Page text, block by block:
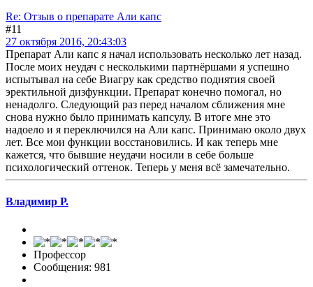
Re: Отзыв о препарате Али капс
#11
27 октября 2016, 20:43:03
Препарат Али капс я начал использовать несколько лет назад.
После моих неудач с несколькими партнёршами я успешно
испытывал на себе Виагру как средство поднятия своей
эректильной дизфункции. Препарат конечно помогал, но
ненадолго. Следующий раз перед началом сближения мне
снова нужно было принимать капсулу. В итоге мне это
надоело и я переключился на Али капс. Принимаю около двух
лет. Все мои функции восстановились. И как теперь мне
кажется, что бывшие неудачи носили в себе больше
психологический оттенок. Теперь у меня всё замечательно.
Владимир Р.
Профессор
Сообщения: 981